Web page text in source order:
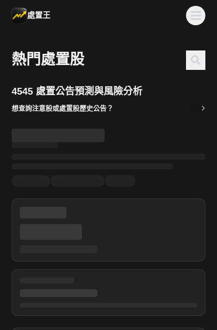
處置王
熱門處置股
4545 處置公告預測與風險分析
想查詢注意股或處置股歷史公告？